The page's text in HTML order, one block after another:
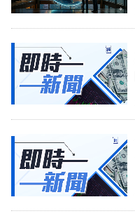
科
技
場
生
時
事